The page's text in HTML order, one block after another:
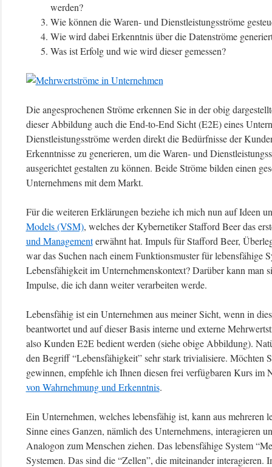
werden?
Wie können die Waren- und Dienstleistungsströme
Wie wird dabei Erkenntnis über die Datenströme
Was ist Erfolg und wie wird dieser gemessen?
Die angesprochenen Ströme erkennen Sie in der obig
dieser Abbildung auch die End-to-End Sicht (E2E) eines
Dienstleistungsströme werden direkt die Bedürfnisse der
Erkenntnisse zu generieren, um die Waren- und
ausgerichtet gestalten zu können. Beide Ströme bilden einen
Unternehmens mit dem Markt.
Für die weiteren Erklärungen beziehe ich mich nun auf Ideen
Models (VSM), welches der Kybernetiker Stafford Beer das
und Managementerwähnt hat. Impuls für Stafford Beer,
war das Suchen nach einem Funktionsmuster für lebensfähige
Lebensfähigkeit im Unternehmenskontext? Darüber kann man
Impulse, die ich dann weiter verarbeiten werde.
Lebensfähig ist ein Unternehmen aus meiner Sicht, wenn in
beantwortet und auf dieser Basis interne und externe
also Kunden E2E bedient werden (siehe obige Abbildung).
den Begriff “Lebensfähigkeit” sehr stark trivialisiere. Möchten
gewinnen, empfehle ich Ihnen diesen frei verfügbaren Kurs im
von Wahrnehmung und Erkenntnis.
Ein Unternehmen, welches lebensfähig ist, kann aus mehreren
Sinne eines Ganzen, nämlich des Unternehmens, interagieren
Analogon zum Menschen ziehen. Das lebensfähige System
Systemen. Das sind die “Zellen”, die miteinander interagieren.